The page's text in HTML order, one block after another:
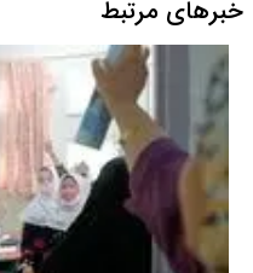
خبرهای مرتبط